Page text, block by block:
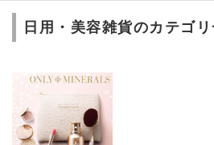
日用・美容雑貨のカテゴ